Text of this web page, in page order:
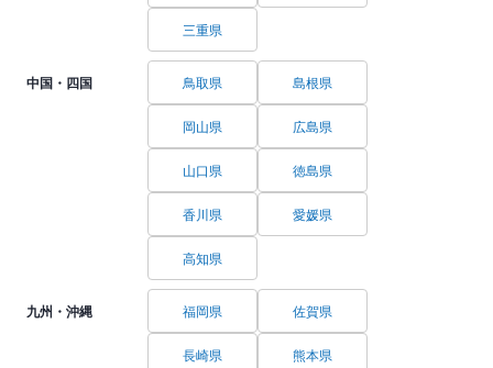
三重県
中国・四国 鳥取県 島根県
岡山県 広島県
山口県 徳島県
香川県 愛媛県
高知県
九州・沖縄 福岡県 佐賀県
長崎県 熊本県